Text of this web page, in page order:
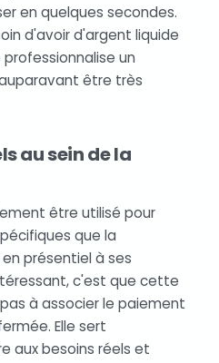
en quelques secondes.
d'avoir d'argent liquide
un
être très
au sein de la
être utilisé pour
que la
présentiel à ses
c'est que cette
à associer le paiement
Elle sert
aux besoins réels et